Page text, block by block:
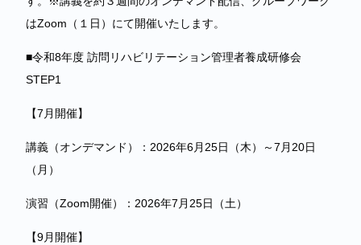
はZoom（１日）にて開催いたします。
■令和8年度 訪問リハビリテーション管理者養成研修会
STEP1
【7月開催】
講義（オンデマンド）：2026年6月25日（木）～7月20日
（月）
演習（Zoom開催）：2026年7月25日（土）
【9月開催】